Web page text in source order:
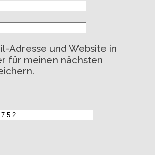
Adresse und Website in
für meinen nächsten